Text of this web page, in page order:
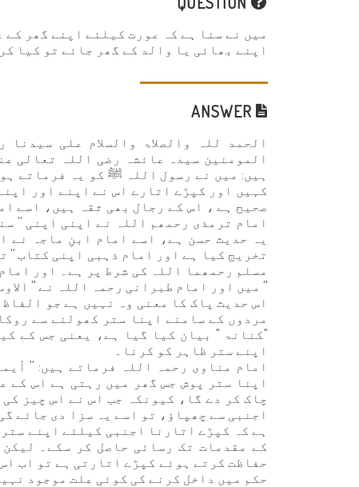
میں نے سنا ہے کہ عورت کیلئے اپنے گھر کے
اپنے بھائی یا والد کے گھر جائے تو کیا
الحمد للہ والصلاۃ والسلام علی
المومنین سیدہ عائشہ رضی اللہ تعالی
ہیں: میں نے رسول اللہ ﷺ کو یہ فرماتے
کہیں اور کپڑے اتارے اس نے اپنے اور
صحیح ہے ، اس کے رجال بھی ثقہ ہیں، اسے
امام ترمذی رحمھم اللہ نے اپنی اپنی ''
یہ حدیث حسن ہے، اسے امام ابنِ ماجہ نے
تخریج کیا ہے اور امام ذہبی اپنی کتاب ''
مسلم رحمھما اللہ کی شرط پر ہے۔ اور
'' میں اور امام طبرانی رحمہ اللہ نے ''
اس حدیث پاک کا معنی وہ نہیں ہے جو
مردوں کے سامنے اپنا ستر کھولنے سے
"کنانۃ " بیان کیا گیا ہے، یعنی جس کے
اپنے ستر ظاہر کو کرنا۔
امام مناوی رحمہ اللہ فرماتے ہیں: ''
اپنا ستر پوش جس گھر میں رہتی ہے اس کے
چاک کر دے گا، کیونکہ جب اس نے اس چیز
اجنبی سے چھپاؤ، تو اسے یہ سزا دی جائے
ہے کہ کپڑے اتارنا اجنبی کیلئے اپنے
کے مقدمات تک رسائی حاصل کر سکے۔
حفاظت کرتے ہوئے کپڑے اتارتی ہے تو اب
حکم میں داخل کرنے کی کوئی علت موجود